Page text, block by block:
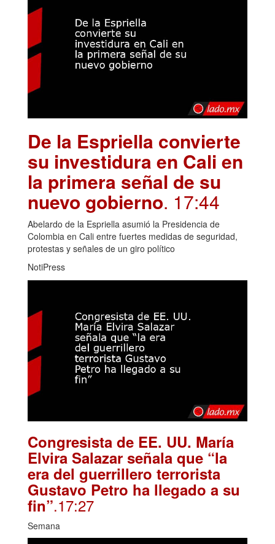
De la Espriella convierte
su investidura en Cali en
la primera señal de su
nuevo gobierno. 17:44
Abelardo de la Espriella asumió la Presidencia de
Colombia en Cali entre fuertes medidas de seguridad,
protestas y señales de un giro político
NotiPress
Congresista de EE. UU. María
Elvira Salazar señala que “la
era del guerrillero terrorista
Gustavo Petro ha llegado a su
fin”.17:27
Semana